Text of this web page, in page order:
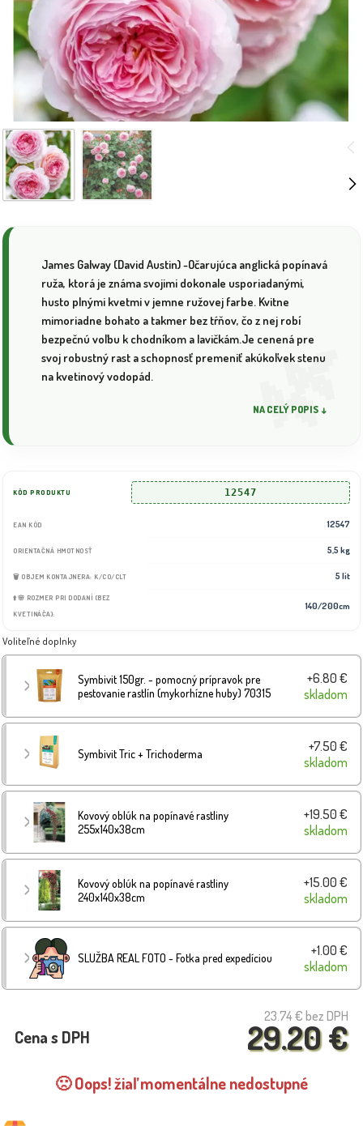
James Galway (David Austin) -Očarujúca anglická popínavá
ruža, ktorá je známa svojimi dokonale usporiadanými,
husto plnými kvetmi v jemne ružovej farbe. Kvitne
mimoriadne bohato a takmer bez tŕňov, čo z nej robí
bezpečnú voľbu k chodníkom a lavičkám.Je cenená pre
svoj robustný rast a schopnosť premeniť akúkoľvek stenu
na kvetinový vodopád.
NA CELÝ POPIS ↓
KÓD PRODUKTU 12547
EAN KÓD 12547
ORIENTAČNÁ HMOTNOSŤ 5,5 kg
🗑️ OBJEM KONTAJNERA: K/CO/CLT 5 lit
⬆️🌸 ROZMER PRI DODANÍ (BEZ
KVETINÁČA):
140/200cm
Voliteľné doplnky
Symbivit 150gr. - pomocný prípravok pre
pestovanie rastlín (mykorhízne huby) 70315
+6.80 €
skladom
Symbivit Tric + Trichoderma
+7.50 €
skladom
Kovový oblúk na popínavé rastliny
255x140x38cm
+19.50 €
skladom
Kovový oblúk na popínavé rastliny
240x140x38cm
+15.00 €
skladom
SLUŽBA REAL FOTO - Fotka pred expedíciou
+1.00 €
skladom
23.74 € bez DPH
29.20 €
Cena s DPH
🙁 Oops! žiaľ momentálne nedostupné